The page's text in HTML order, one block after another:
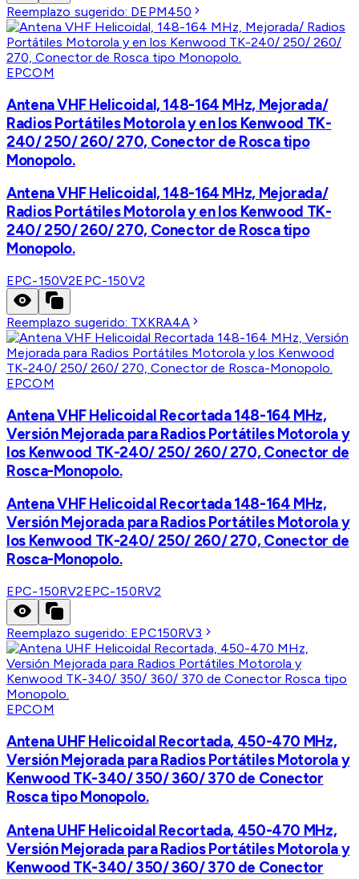
Reemplazo sugerido: DEPM450
EPCOM
Antena VHF Helicoidal, 148-164 MHz, Mejorada/
Radios Portátiles Motorola y en los Kenwood TK-
240/ 250/ 260/ 270, Conector de Rosca tipo
Monopolo.
Antena VHF Helicoidal, 148-164 MHz, Mejorada/
Radios Portátiles Motorola y en los Kenwood TK-
240/ 250/ 260/ 270, Conector de Rosca tipo
Monopolo.
EPC-150V2EPC-150V2
Reemplazo sugerido: TXKRA4A
EPCOM
Antena VHF Helicoidal Recortada 148-164 MHz,
Versión Mejorada para Radios Portátiles Motorola y
los Kenwood TK-240/ 250/ 260/ 270, Conector de
Rosca-Monopolo.
Antena VHF Helicoidal Recortada 148-164 MHz,
Versión Mejorada para Radios Portátiles Motorola y
los Kenwood TK-240/ 250/ 260/ 270, Conector de
Rosca-Monopolo.
EPC-150RV2EPC-150RV2
Reemplazo sugerido: EPC150RV3
EPCOM
Antena UHF Helicoidal Recortada, 450-470 MHz,
Versión Mejorada para Radios Portátiles Motorola y
Kenwood TK-340/ 350/ 360/ 370 de Conector
Rosca tipo Monopolo.
Antena UHF Helicoidal Recortada, 450-470 MHz,
Versión Mejorada para Radios Portátiles Motorola y
Kenwood TK-340/ 350/ 360/ 370 de Conector